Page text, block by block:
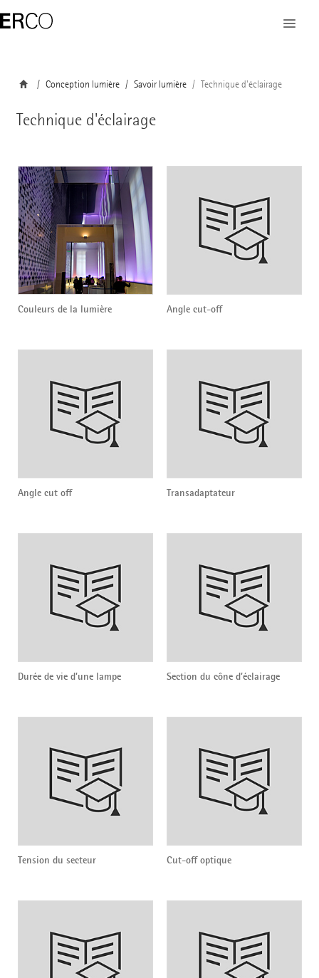
Conception lumière Savoir lumière Technique d'éclairage
Technique d'éclairage
Couleurs de la lumière Angle cut-off
Angle cut off Transadaptateur
Durée de vie d’une lampe Section du cône d’éclairage
Tension du secteur Cut-off optique